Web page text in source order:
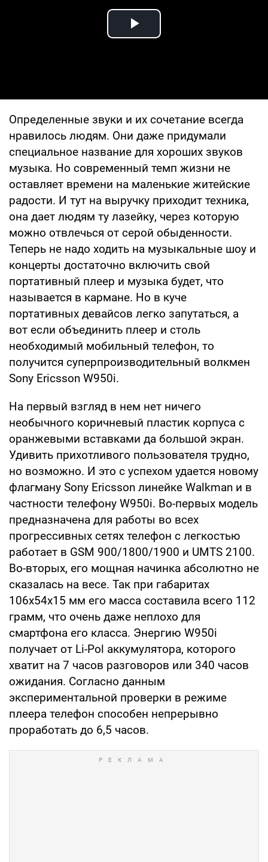
Play Video
Определенные звуки и их сочетание всегда
нравилось людям. Они даже придумали
специальное название для хороших звуков
музыка. Но современный темп жизни не
оставляет времени на маленькие житейские
радости. И тут на выручку приходит техника,
она дает людям ту лазейку, через которую
можно отвлечься от серой обыденности.
Теперь не надо ходить на музыкальные шоу и
концерты достаточно включить свой
портативный плеер и музыка будет, что
называется в кармане. Но в куче
портативных девайсов легко запутаться, а
вот если объединить плеер и столь
необходимый мобильный телефон, то
получится суперпроизводительный волкмен
Sony Ericsson W950i.
На первый взгляд в нем нет ничего
необычного коричневый пластик корпуса с
оранжевыми вставками да большой экран.
Удивить прихотливого пользователя трудно,
но возможно. И это с успехом удается новому
флагману Sony Ericsson линейке Walkman и в
частности телефону W950i. Во-первых модель
предназначена для работы во всех
прогрессивных сетях телефон с легкостью
работает в GSM 900/1800/1900 и UMTS 2100.
Во-вторых, его мощная начинка абсолютно не
сказалась на весе. Так при габаритах
106х54х15 мм его масса составила всего 112
грамм, что очень даже неплохо для
смартфона его класса. Энергию W950i
получает от Li-Pol аккумулятора, которого
хватит на 7 часов разговоров или 340 часов
ожидания. Согласно данным
экспериментальной проверки в режиме
плеера телефон способен непрерывно
проработать до 6,5 часов.